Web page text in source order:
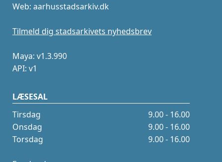
Web: aarhusstadsarkiv.dk
Tilmeld dig stadsarkivets nyhedsbrev
Maya: v1.3.990
API: v1
LÆSESAL
Tirsdag
9.00 - 16.00
Onsdag
9.00 - 16.00
Torsdag
9.00 - 16.00